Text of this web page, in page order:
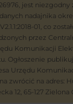
jest
nadajnika
01, co
przez
Komunikacji
Ogłoszenie
Urzędu
zwrócić na adres:
12, 65-127 Zielona